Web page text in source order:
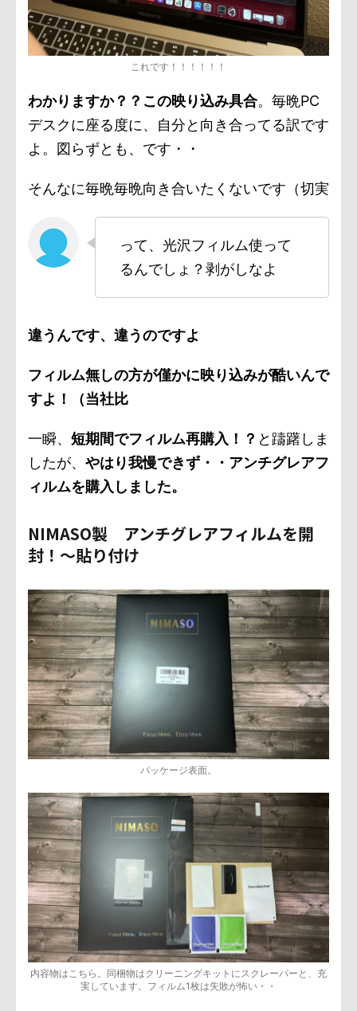
これです！！！！！！
わかりますか？？この映り込み具合。毎晩PC
デスクに座る度に、自分と向き合ってる訳です
よ。図らずとも、です・・
そんなに毎晩毎晩向き合いたくないです（切実
って、光沢フィルム使って
るんでしょ？剥がしなよ
違うんです、違うのですよ
フィルム無しの方が僅かに映り込みが酷いんで
すよ！（当社比
一瞬、 短期間でフィルム再購入！？ と躊躇しま
したが、 やはり我慢できず・・アンチグレアフ
ィルムを購入しました。
NIMASO製 アンチグレアフィルムを開
封！〜貼り付け
パッケージ表面。
内容物はこちら。同梱物はクリーニングキットにスクレーパーと、充
実しています。フィルム1枚は失敗が怖い・・